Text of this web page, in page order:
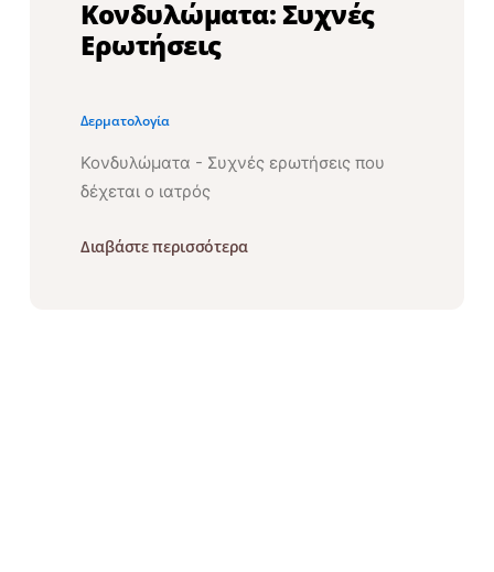
Κονδυλώματα: Συχνές
Ερωτήσεις
Δερματολογία
Κονδυλώματα - Συχνές ερωτήσεις που
δέχεται ο ιατρός
Διαβάστε περισσότερα